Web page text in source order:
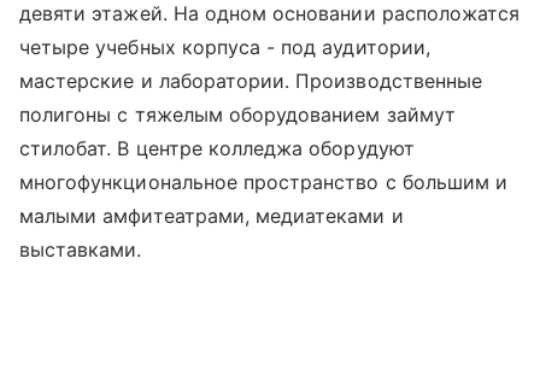
девяти этажей. На одном основании расположатся
четыре учебных корпуса - под аудитории,
мастерские и лаборатории. Производственные
полигоны с тяжелым оборудованием займут
стилобат. В центре колледжа оборудуют
многофункциональное пространство с большим и
малыми амфитеатрами, медиатеками и
выставками.